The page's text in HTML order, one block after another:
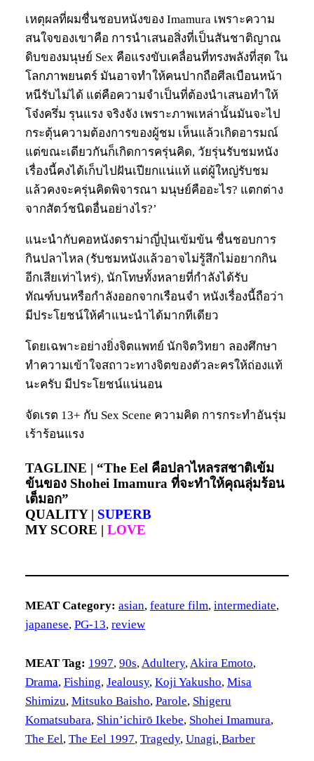
เหตุผลที่ผมชื่นชอบหนังของ Imamura เพราะความ
สนใจของเขาคือ การนำเสนอสิ่งที่เป็นสันชาติญาณ
ดิบของมนุษย์ Sex คือแรงขับเคลื่อนที่ทรงพลังที่สุด ใน
โลกภาพยนตร์ มันอาจทำให้คนปากถือศีลเบือนหน้า
หนีรับไม่ได้ แต่คือความจำเป็นที่ต้องนำเสนอทำให้
โจ๋งครึ่ม รุนแรง จริงจัง เพราะภาพเหล่านั้นมันจะไป
กระตุ้นความต้องการของผู้ชม เห็นแล้วเกิดอารมณ์
แต่ขณะเดียวกันก็เกิดการครุ่นคิด, วัยรุ่นรับชมหนัง
เรื่องนี้คงได้เก็บไปฝันเปียกแน่แท้ แต่ผู้ใหญ่รับชม
แล้วคงจะครุ่นคิดพิจารณา มนุษย์คืออะไร? แตกต่าง
จากสัตว์ชนิดอื่นอย่างไร?’
แนะนำกับคอหนังดราม่าญี่ปุ่นเข้มข้น ชื่นชอบการ
กินปลาไหล (รับชมหนังแล้วอาจไม่รู้สึกไม่อยากกิน
อีกเสียเท่าไหร่), นักโทษทั้งหลายที่กำลังได้รับ
ทัณฑ์บนหรือกำลังออกจากเรือนจำ หนังเรื่องนี้ถือว่า
มีประโยชน์ให้คำแนะนำได้มากทีเดียว
โดยเฉพาะอย่างยิ่งจิตแพทย์ นักจิตวิทยา ลองศึกษา
ทำความเข้าใจสถาวะทางจิตของตัวละครให้ถ่องแท้
นะครับ มีประโยชน์แน่นอน
จัดเรต 13+ กับ Sex Scene ความคิด การกระทำอันรุ่ม
เร้าร้อนแรง
TAGLINE | “The Eel คือปลาไหลรสชาติเข้ม
ข้นของ Shohei Imamura ที่จะทำให้คุณลุ่มร้อน
เต็มอก”
QUALITY | SUPERB
MY SCORE | LOVE
MEAT Category: asian, feature film, intermediate
japanese, PG-13, review
MEAT Tag: 1997, 90s, Adultery, Akira Emoto
Drama, Fishing, Jealousy, Koji Yakusho, Misa
Shimizu, Mitsuko Baisho, Parole, Shigeru
Komatsubara, Shin’ichirō Ikebe, Shohei Imamura
The Eel, The Eel 1997, Tragedy, Unagi, ฺBarber